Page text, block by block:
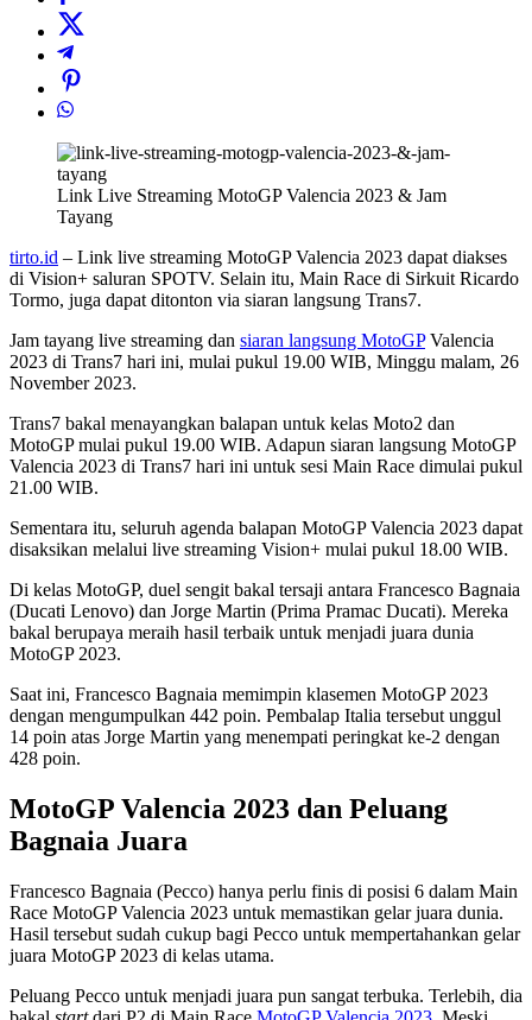
Link Live Streaming MotoGP Valencia 2023 & Jam
Tayang
tirto.id – Link live streaming MotoGP Valencia 2023 dapat diakses
di Vision+ saluran SPOTV. Selain itu, Main Race di Sirkuit Ricardo
Tormo, juga dapat ditonton via siaran langsung Trans7.
Jam tayang live streaming dan siaran langsung MotoGPValencia
2023 di Trans7 hari ini, mulai pukul 19.00 WIB, Minggu malam, 26
November 2023.
Trans7 bakal menayangkan balapan untuk kelas Moto2 dan
MotoGP mulai pukul 19.00 WIB. Adapun siaran langsung MotoGP
Valencia 2023 di Trans7 hari ini untuk sesi Main Race dimulai pukul
21.00 WIB.
Sementara itu, seluruh agenda balapan MotoGP Valencia 2023 dapat
disaksikan melalui live streaming Vision+ mulai pukul 18.00 WIB.
Di kelas MotoGP, duel sengit bakal tersaji antara Francesco Bagnaia
(Ducati Lenovo) dan Jorge Martin (Prima Pramac Ducati). Mereka
bakal berupaya meraih hasil terbaik untuk menjadi juara dunia
MotoGP 2023.
Saat ini, Francesco Bagnaia memimpin klasemen MotoGP 2023
dengan mengumpulkan 442 poin. Pembalap Italia tersebut unggul
14 poin atas Jorge Martin yang menempati peringkat ke-2 dengan
428 poin.
MotoGP Valencia 2023 dan Peluang
Bagnaia Juara
Francesco Bagnaia (Pecco) hanya perlu finis di posisi 6 dalam Main
Race MotoGP Valencia 2023 untuk memastikan gelar juara dunia.
Hasil tersebut sudah cukup bagi Pecco untuk mempertahankan gelar
juara MotoGP 2023 di kelas utama.
Peluang Pecco untuk menjadi juara pun sangat terbuka. Terlebih, dia